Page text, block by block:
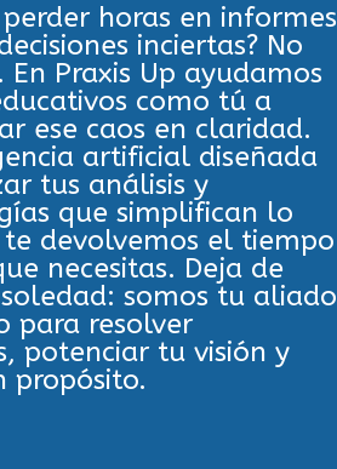
horas en informes
inciertas? No
En Praxis Up ayudamos
como tú a
ese caos en claridad.
artificial diseñada
tus análisis y
que simplifican lo
devolvemos el tiempo
necesitas. Deja de
somos tu aliado
para resolver
potenciar tu visión y
propósito.